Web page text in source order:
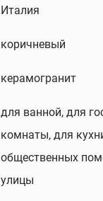
Италия
коричневый
керамогранит
для ванной, для
комнаты, для
общественных
улицы